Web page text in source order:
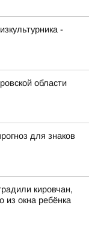
-
области
для знаков
кировчан,
из окна ребёнка